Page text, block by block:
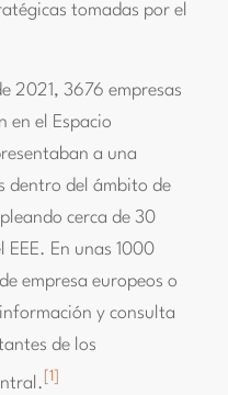
tomadas por el
2021, 3676 empresas
en el Espacio
a una
dentro del ámbito de
cerca de 30
En unas 1000
empresa europeos o
y consulta
de los
[1]